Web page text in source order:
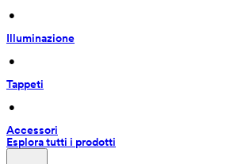
•
Illuminazione
•
Tappeti
•
Accessori
Esplora tutti i prodotti